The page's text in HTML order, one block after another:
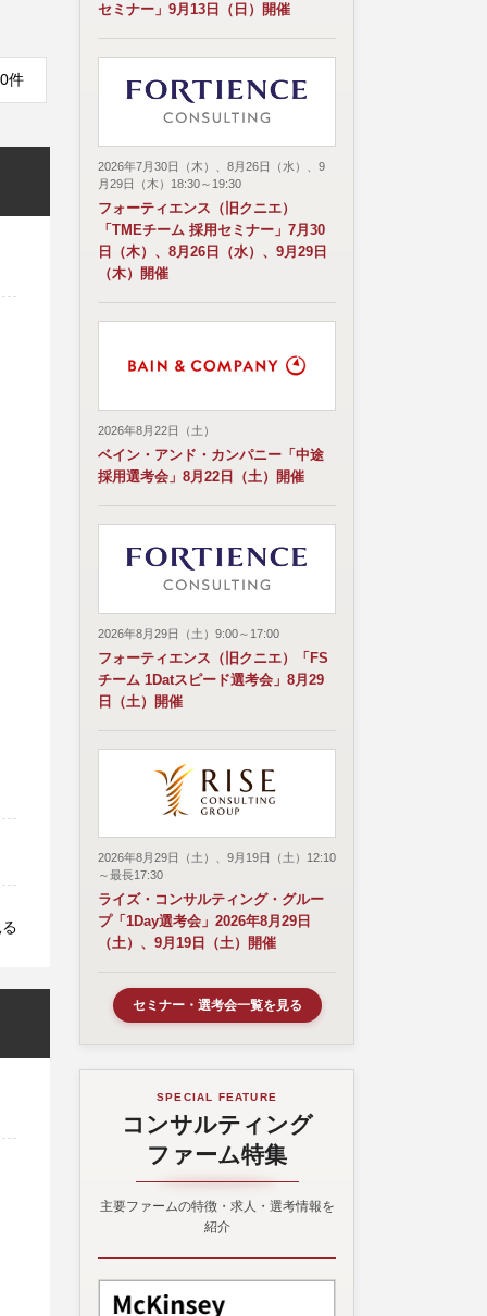
件
セミナー」9月13日（日）開催
2026年7月30日（木）、8月26日（水）、9
月29日（木）18:30～19:30
フォーティエンス（旧クニエ）
「TMEチーム 採用セミナー」7月30
日（木）、8月26日（水）、9月29日
（木）開催
2026年8月22日（土）
ベイン・アンド・カンパニー「中途
採用選考会」8月22日（土）開催
2026年8月29日（土）9:00～17:00
フォーティエンス（旧クニエ）「FS
チーム 1Datスピード選考会」8月29
日（土）開催
2026年8月29日（土）、9月19日（土）12:10
～最長17:30
ライズ・コンサルティング・グルー
プ「1Day選考会」2026年8月29日
（土）、9月19日（土）開催
セミナー・選考会一覧を見る
SPECIAL FEATURE
コンサルティング
ファーム特集
主要ファームの特徴・求人・選考情報を
紹介